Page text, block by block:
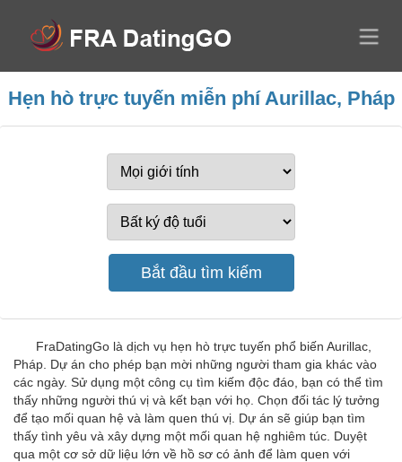
Hẹn hò trực tuyến miễn phí Aurillac, Pháp
FraDatingGo là dịch vụ hẹn hò trực tuyến phổ biến Aurillac,
Pháp. Dự án cho phép bạn mời những người tham gia khác vào
các ngày. Sử dụng một công cụ tìm kiếm độc đáo, bạn có thể tìm
thấy những người thú vị và kết bạn với họ. Chọn đối tác lý tưởng
để tạo mối quan hệ và làm quen thú vị. Dự án sẽ giúp bạn tìm
thấy tình yêu và xây dựng một mối quan hệ nghiêm túc. Duyệt
qua một cơ sở dữ liệu lớn về hồ sơ có ảnh để làm quen với